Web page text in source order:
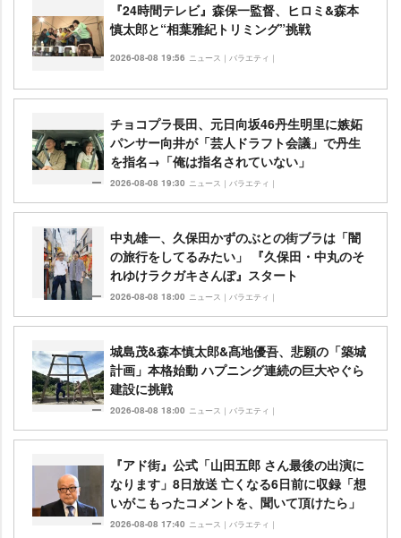
『24時間テレビ』森保一監督、ヒロミ&森本
慎太郎と“相葉雅紀トリミング”挑戦
2026-08-08 19:56 ニュース｜バラエティ｜
チョコプラ長田、元日向坂46丹生明里に嫉妬
パンサー向井が「芸人ドラフト会議」で丹生
を指名→「俺は指名されていない」
2026-08-08 19:30 ニュース｜バラエティ｜
中丸雄一、久保田かずのぶとの街ブラは「闇
の旅行をしてるみたい」 『久保田・中丸のそ
れゆけラクガキさんぽ』スタート
2026-08-08 18:00 ニュース｜バラエティ｜
城島茂&森本慎太郎&髙地優吾、悲願の「築城
計画」本格始動 ハプニング連続の巨大やぐら
建設に挑戦
2026-08-08 18:00 ニュース｜バラエティ｜
『アド街』公式「山田五郎 さん最後の出演に
なります」8日放送 亡くなる6日前に収録「想
いがこもったコメントを、聞いて頂けたら」
2026-08-08 17:40 ニュース｜バラエティ｜